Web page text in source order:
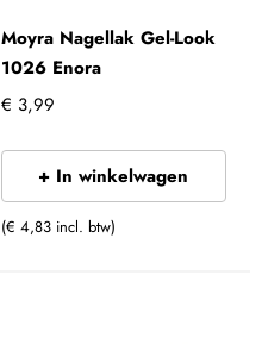
Moyra Nagellak Gel-Look
1026 Enora
€ 3,99
+ In winkelwagen
(€ 4,83 incl. btw)